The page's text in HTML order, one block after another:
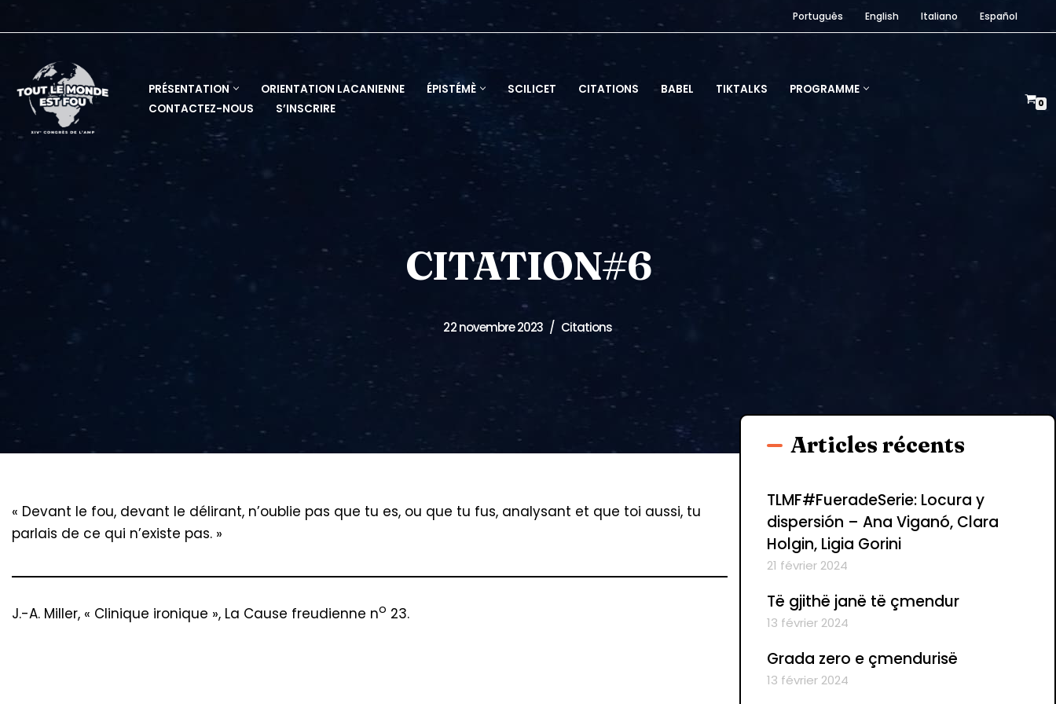
content
Português English Italiano Español
PRÉSENTATION ORIENTATION LACANIENNE ÉPISTÉMÈ SCILICET CITATIONS BABEL TIKTALKS
PROGRAMME
CONTACTEZ-NOUS
S’INSCRIRE 0
CITATION#6
22 novembre 2023 Citations
« Devant le fou, devant le délirant, n’oublie pas que tu es, ou que tu fus, analysant et que toi aussi, tu
parlais de ce qui n’existe pas. »
J.-A. Miller, « Clinique ironique », La Cause freudienne no 23.
Articles récents
TLMF#FueradeSerie: Locura y
dispersión – Ana Viganó, Clara
Holgin, Ligia Gorini
21 février 2024
Të gjithë janë të çmendur
13 février 2024
Grada zero e çmendurisë
13 février 2024